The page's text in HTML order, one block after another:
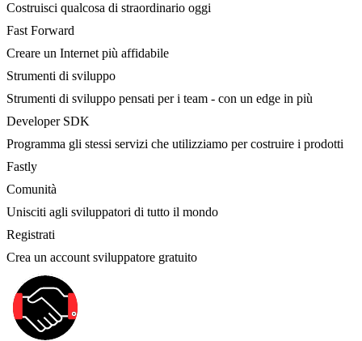
Costruisci qualcosa di straordinario oggi
Fast Forward
Creare un Internet più affidabile
Strumenti di sviluppo
Strumenti di sviluppo pensati per i team - con un edge in più
Developer SDK
Programma gli stessi servizi che utilizziamo per costruire i prodotti
Fastly
Comunità
Unisciti agli sviluppatori di tutto il mondo
Registrati
Crea un account sviluppatore gratuito